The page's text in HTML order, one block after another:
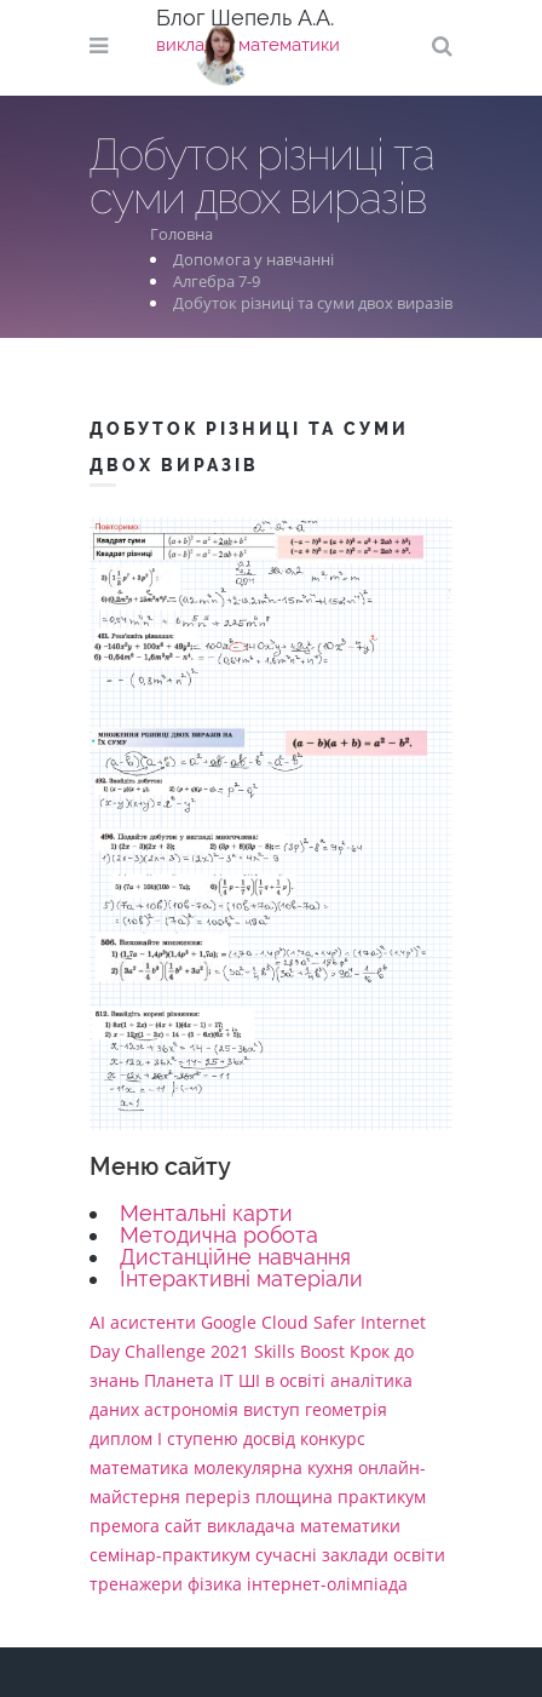
Блог Шепель А.А.
викладач математики
Добуток різниці та
суми двох виразів
Головна
Допомога у навчанні
Алгебра 7-9
Добуток різниці та суми двох виразів
ДОБУТОК РІЗНИЦІ ТА СУМИ
ДВОХ ВИРАЗІВ
Меню сайту
Ментальні карти
Методична робота
Дистанційне навчання
Інтерактивні матеріали
AI асистенти Google Cloud Safer Internet
Day Challenge 2021 Skills Boost Крок до
знань Планета ІТ ШІ в освіті аналітика
даних астрономія виступ геометрія
диплом І ступеню досвід конкурс
математика молекулярна кухня онлайн-
майстерня переріз площина практикум
премога сайт викладача математики
семінар-практикум сучасні заклади освіти
тренажери фізика інтернет-олімпіада